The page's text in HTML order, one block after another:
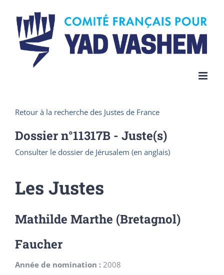
content
Retour à la recherche des Justes de France
Dossier n°11317B - Juste(s)
Consulter le dossier de Jérusalem (en anglais)
Les Justes
Mathilde Marthe (Bretagnol)
Faucher
Année de nomination : 2008